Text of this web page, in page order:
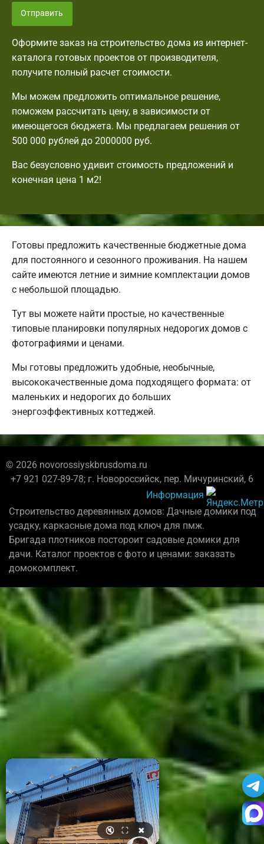
Отправить
Оформите заказ на строительство дома из интернет-
каталога готовых проектов от производителя,
получите полный расчет стоимости.
Мы можем предложить оптимальное решение,
поможем рассчитать цену, в зависимости от
имеющегося бюджета. Мы предлагаем решения от
500 000 рублей до 2000000 руб.
Вас безусловно удивит стоимость предложений и
конечная цена 1 м2!
Готовы предложить качественные бюджетные дома
для постоянного и сезонного проживания. На нашем
сайте имеются летние и зимние комплектации домов
с небольшой площадью.
Тут вы можете найти простые, но качественные
типовые планировки популярных недорогих домов с
фотографиями и ценами.
Мы готовы предложить удобные, необычные,
высококачественные дома подходящего формата: от
маленьких и недорогих до больших
энергоэффективных коттеджей.
© 2026 novorossiyskbrusdoma.ru
+7 921 027-89-78; г. Новороссийск, пер. Мичуринский, 6
Информация
Строительство деревянных домов: Дачные домики под
усадку, каркасные дома под ключ для пмж.
Бригада плотников постороит садовые домики для
дачи. Каталог проектов с фото и ценами: заказать
домокомплект.
🔇 ⛶ ✖